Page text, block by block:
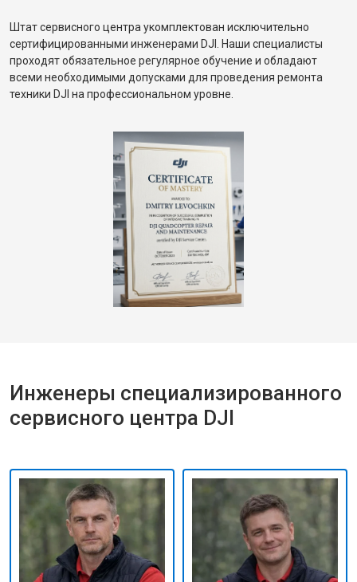
Штат сервисного центра укомплектован исключительно
сертифицированными инженерами DJI. Наши специалисты
проходят обязательное регулярное обучение и обладают
всеми необходимыми допусками для проведения ремонта
техники DJI на профессиональном уровне.
Инженеры специализированного
сервисного центра DJI